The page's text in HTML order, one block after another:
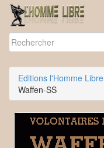
Editions l'Homme Libre
Waffen-SS